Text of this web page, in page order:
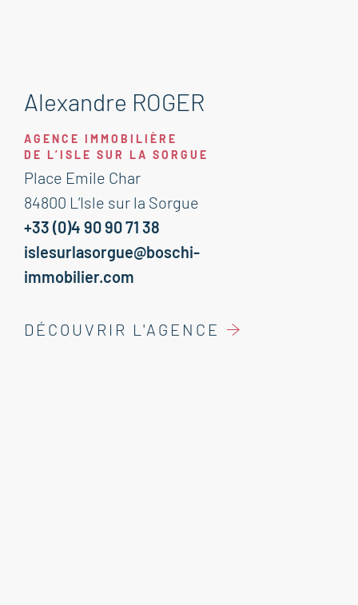
Alexandre ROGER
AGENCE IMMOBILIÈRE
DE L’ISLE SUR LA SORGUE
Place Emile Char
84800 L’Isle sur la Sorgue
+33 (0)4 90 90 71 38
islesurlasorgue@boschi-
immobilier.com
DÉCOUVRIR L'AGENCE